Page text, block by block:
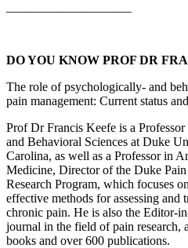
DO YOU KNOW PROF DR
The role of psychologically- and
pain management: Current status
Prof Dr Francis Keefe is a
and Behavioral Sciences at Duke
Carolina, as well as a Professor in
Medicine, Director of the Duke
Research Program, which focuses
effective methods for assessing and
chronic pain. He is also the Editor-
journal in the field of pain research,
books and over 600 publications.